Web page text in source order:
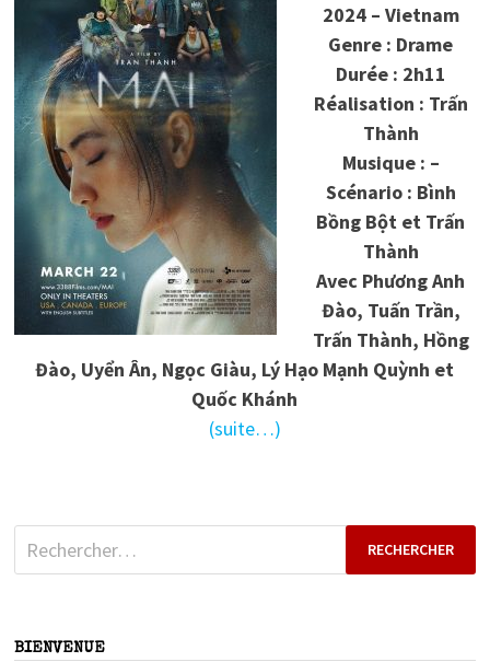
2024 – Vietnam
Genre : Drame
Durée : 2h11
Réalisation : Trấn
Thành
Musique : –
Scénario : Bình
Bồng Bột et Trấn
Thành
Avec Phương Anh
Đào, Tuấn Trần,
Trấn Thành, Hồng
Đào, Uyển Ân, Ngọc Giàu, Lý Hạo Mạnh Quỳnh et
Quốc Khánh
(suite…)
Rechercher :
BIENVENUE